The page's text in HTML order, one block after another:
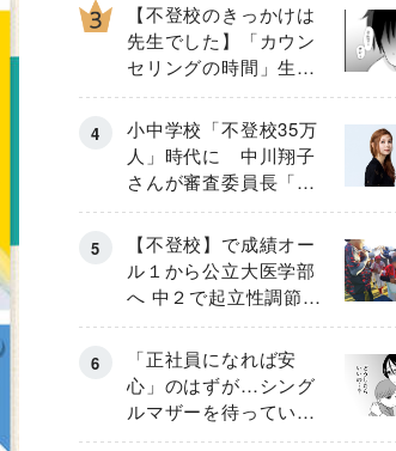
【不登校のきっかけは
先生でした】「カウン
セリングの時間」生徒
の情報をバラしたの
は…《第２話》
小中学校「不登校35万
人」時代に 中川翔子
さんが審査委員長「不
登校生動画甲子園
2026」が開催
【不登校】で成績オー
ル１から公立大医学部
へ 中２で起立性調節障
害「治るまで３年」の
診断 そのとき母は
「正社員になれば安
心」のはずが…シング
ルマザーを待ってい
た“魔の２年間”【前編】